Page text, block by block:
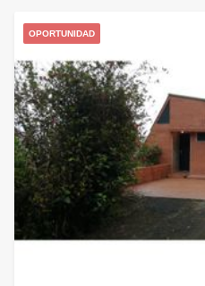
OPORTUNIDAD